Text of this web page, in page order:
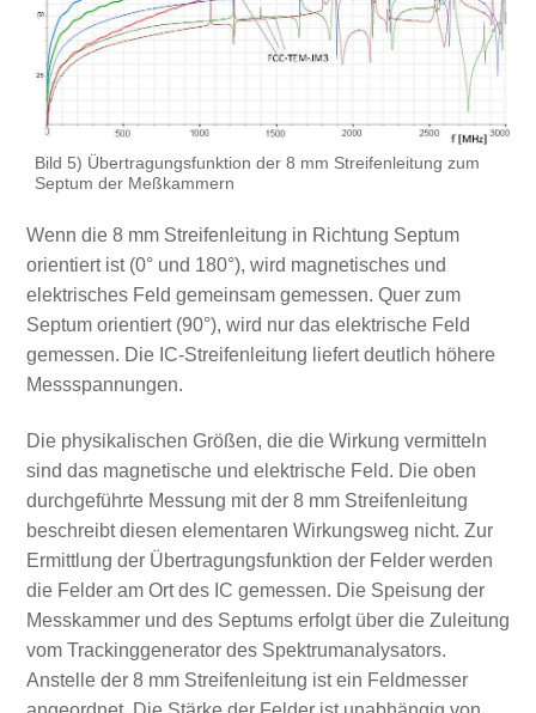
Bild 5) Übertragungsfunktion der 8 mm Streifenleitung zum
Septum der Meßkammern
Wenn die 8 mm Streifenleitung in Richtung Septum
orientiert ist (0° und 180°), wird magnetisches und
elektrisches Feld gemeinsam gemessen. Quer zum
Septum orientiert (90°), wird nur das elektrische Feld
gemessen. Die IC-Streifenleitung liefert deutlich höhere
Messspannungen.
Die physikalischen Größen, die die Wirkung vermitteln
sind das magnetische und elektrische Feld. Die oben
durchgeführte Messung mit der 8 mm Streifenleitung
beschreibt diesen elementaren Wirkungsweg nicht. Zur
Ermittlung der Übertragungsfunktion der Felder werden
die Felder am Ort des IC gemessen. Die Speisung der
Messkammer und des Septums erfolgt über die Zuleitung
vom Trackinggenerator des Spektrumanalysators.
Anstelle der 8 mm Streifenleitung ist ein Feldmesser